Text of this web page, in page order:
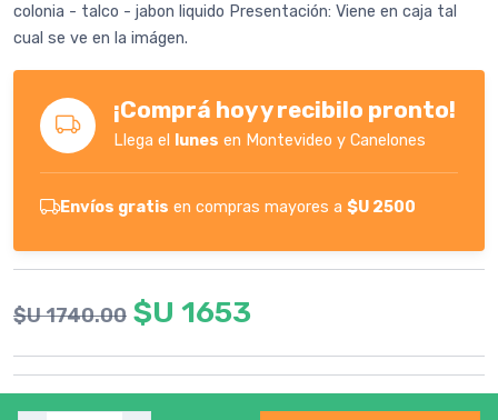
colonia - talco - jabon liquido Presentación: Viene en caja tal
cual se ve en la imágen.
¡Comprá hoy y recibilo pronto!
Llega el lunes en Montevideo y Canelones
Envíos gratis en compras mayores a $U 2500
$U 1740.00 $U 1653